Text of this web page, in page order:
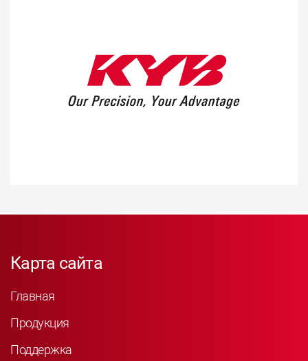
Карта сайта
Главная
Продукция
Поддержка